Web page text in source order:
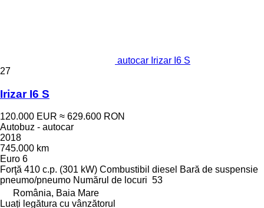
autocar Irizar I6 S
27
Irizar I6 S
120.000 EUR ≈ 629.600 RON
Autobuz - autocar
2018
745.000 km
Euro 6
Forţă 410 c.p. (301 kW) Combustibil diesel Bară de suspensie
pneumo/pneumo Numărul de locuri 53
România, Baia Mare
Luați legătura cu vânzătorul